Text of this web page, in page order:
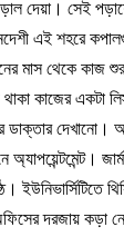
উড়াল দেয়া। সেই
এই শহরে
মাস থেকে কাজ
কাজের একটা
ডাক্তার
অ্যাপয়েন্টমেন্ট।
ইউনিভার্সিটিতে
দরজায় কড়া